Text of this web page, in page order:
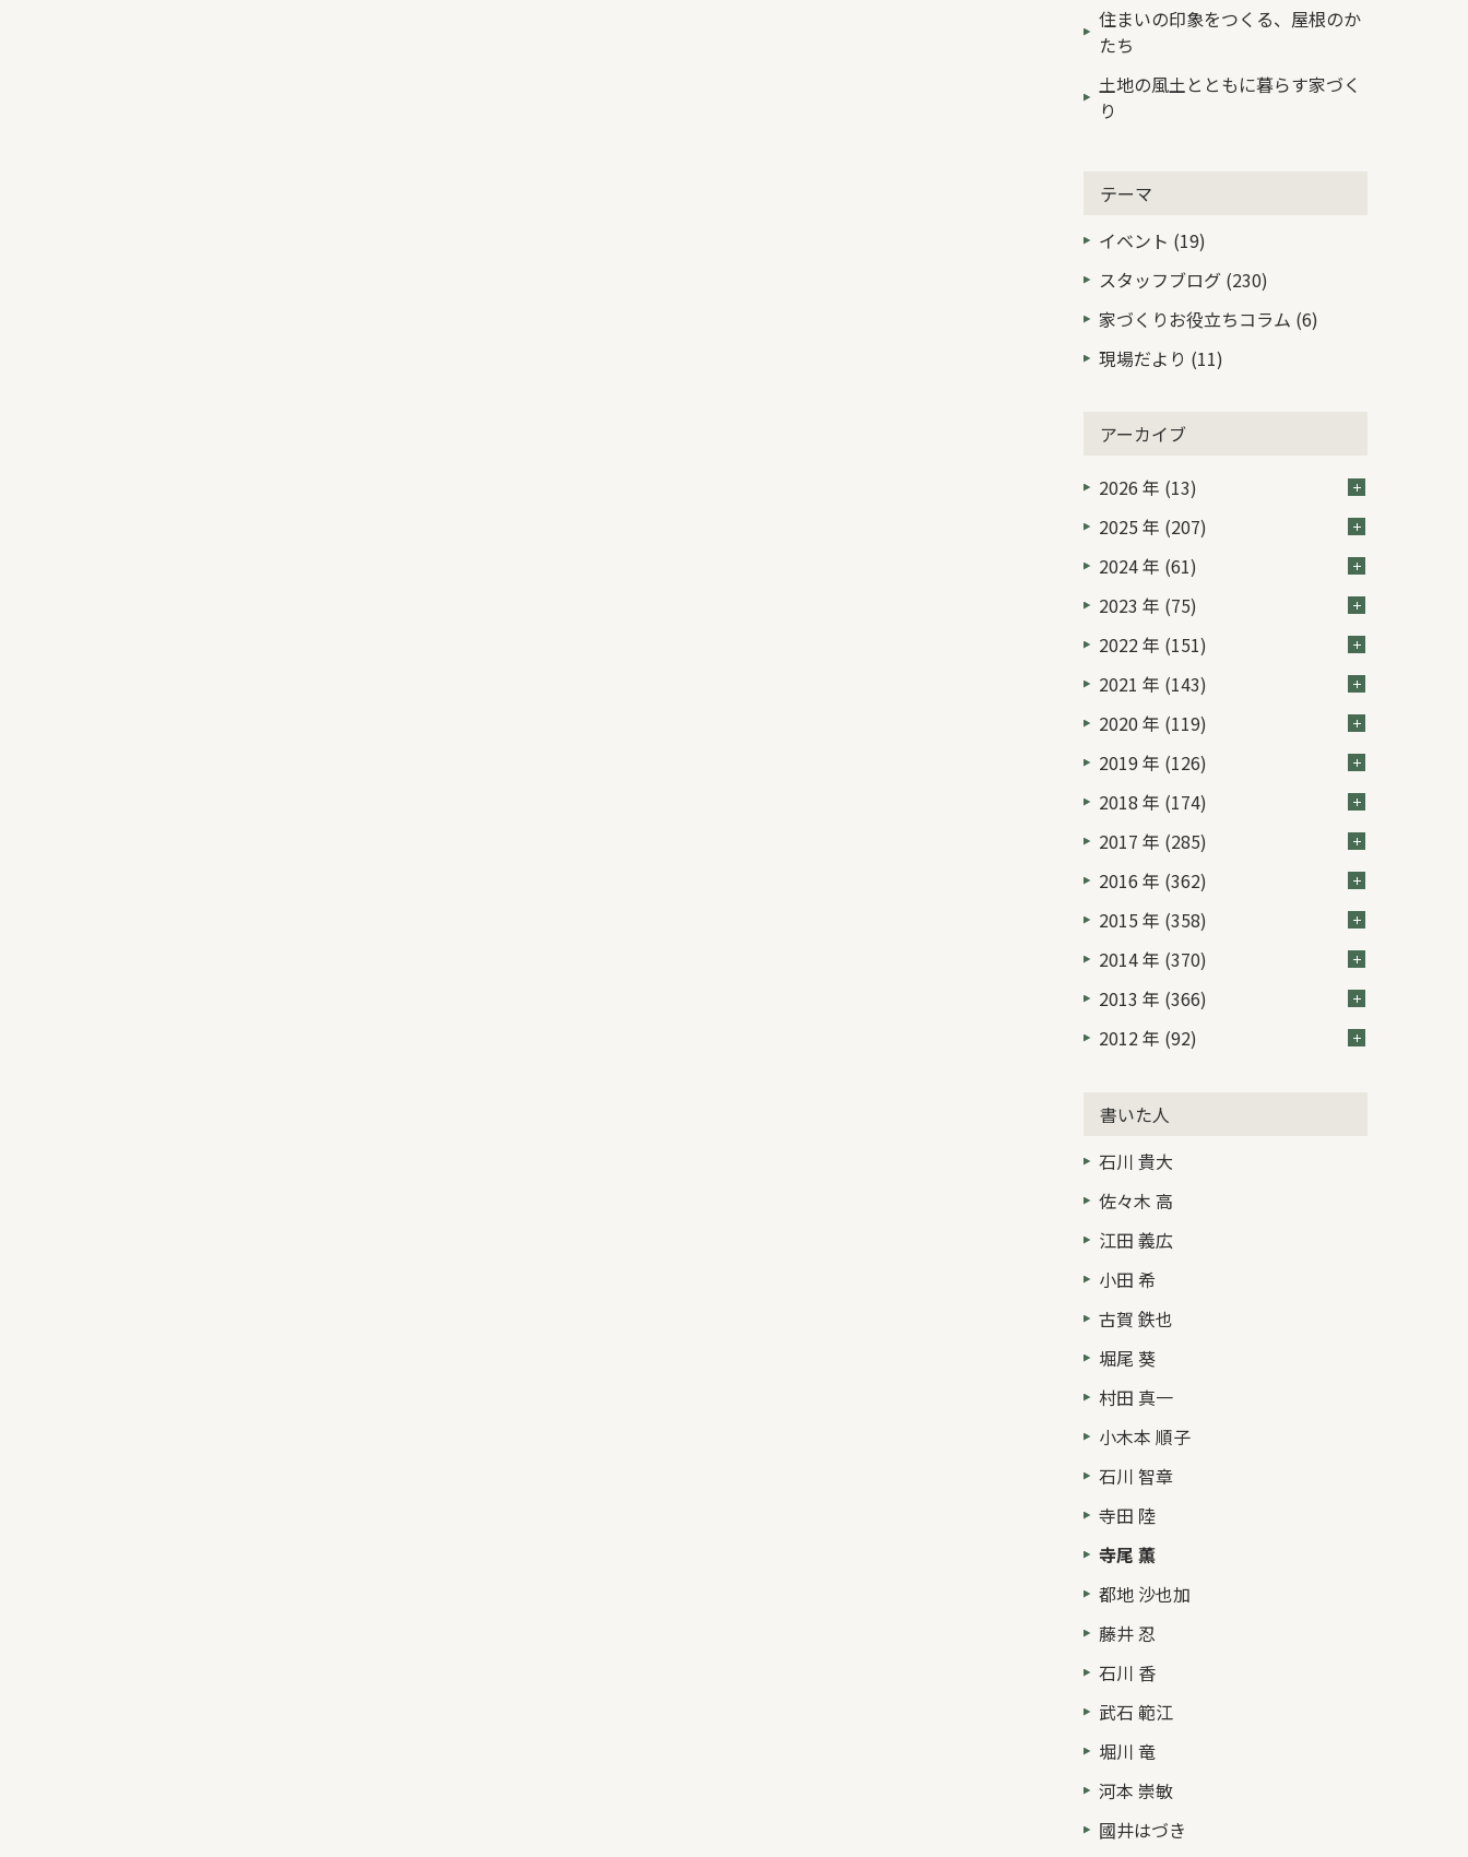
住まいの印象をつくる、屋根のか
たち
土地の風土とともに暮らす家づく
り
テーマ
イベント (19)
スタッフブログ (230)
家づくりお役立ちコラム (6)
現場だより (11)
アーカイブ
2026 年 (13)
2025 年 (207)
2024 年 (61)
2023 年 (75)
2022 年 (151)
2021 年 (143)
2020 年 (119)
2019 年 (126)
2018 年 (174)
2017 年 (285)
2016 年 (362)
2015 年 (358)
2014 年 (370)
2013 年 (366)
2012 年 (92)
書いた人
石川 貴大
佐々木 高
江田 義広
小田 希
古賀 鉄也
堀尾 葵
村田 真一
小木本 順子
石川 智章
寺田 陸
寺尾 薫
都地 沙也加
藤井 忍
石川 香
武石 範江
堀川 竜
河本 崇敏
國井はづき